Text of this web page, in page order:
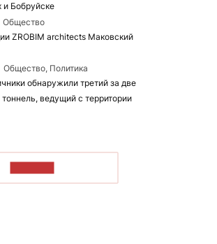
и Бобруйске
Общество
ZROBIM architects Маковский
Общество, Политика
обнаружили третий за две
ведущий с территории